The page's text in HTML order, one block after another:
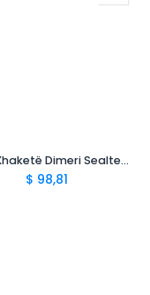
S490 Xhaketë Dimeri Sealtex Ultra me Shtresa
$ 98,81